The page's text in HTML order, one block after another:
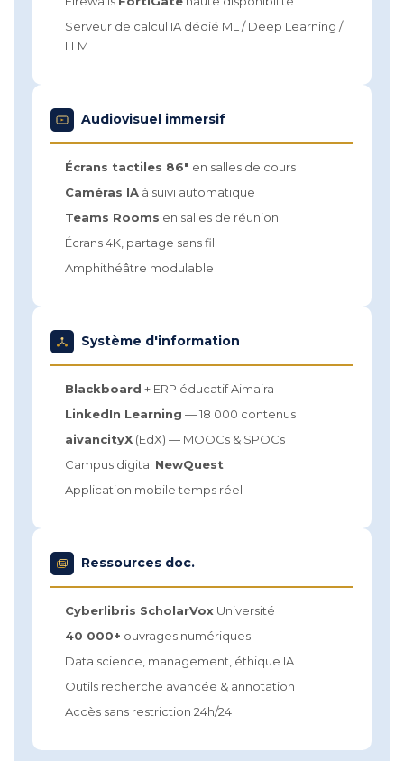
Serveur de calcul IA dédié ML / Deep Learning /
LLM
Audiovisuel immersif
Écrans tactiles 86" en salles de cours
Caméras IA à suivi automatique
Teams Rooms en salles de réunion
Écrans 4K, partage sans fil
Amphithéâtre modulable
Système d'information
Blackboard + ERP éducatif Aimaira
LinkedIn Learning — 18 000 contenus
aivancityX (EdX) — MOOCs & SPOCs
Campus digital NewQuest
Application mobile temps réel
Ressources doc.
Cyberlibris ScholarVox Université
40 000+ ouvrages numériques
Data science, management, éthique IA
Outils recherche avancée & annotation
Accès sans restriction 24h/24